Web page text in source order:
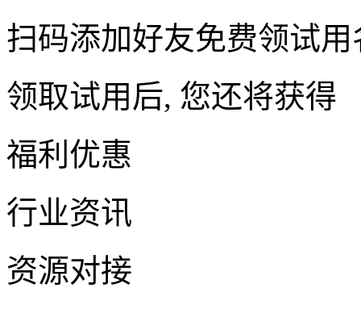
扫码添加好友免费领试用
领取试用后, 您还将获得
福利优惠
行业资讯
资源对接